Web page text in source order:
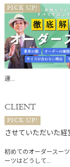
PICK UP!
運...
CLIENT
PICK UP!
させていただいた
初めてのオーダースー
ーツはどうして...